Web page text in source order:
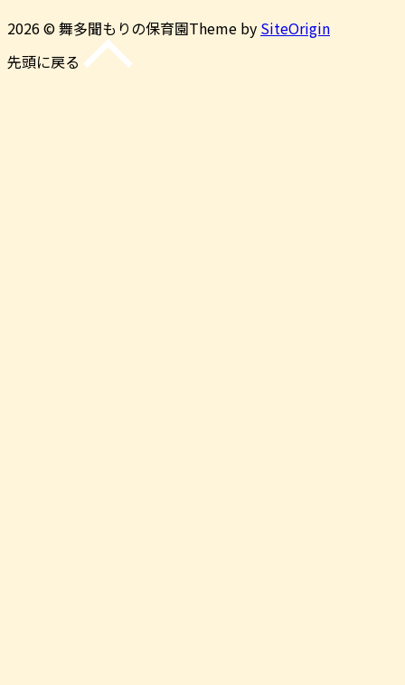
2026 © 舞多聞もりの保育園Theme by SiteOrigin
先頭に戻る